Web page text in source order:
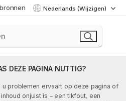
Nederlands (Wijzigen)
DEZE PAGINA NUTTIG?
u problemen ervaart op deze pagina of
onjuist is – een tikfout, een